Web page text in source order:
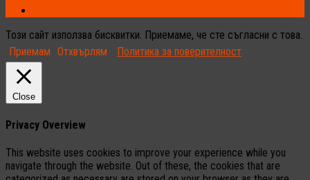
Този сайт използва бисквитки. Приемаме, че сте съгласни с това.
Приемам Отхвърлям Политика за поверителност
Close
Privacy Overview
This website uses cookies to improve your experience while you
navigate through the website. Out of these, the cookies that are